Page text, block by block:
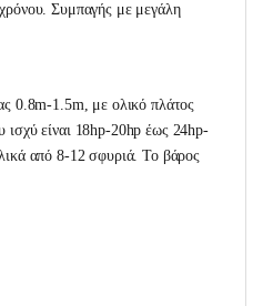
Συμπαγής με μεγάλη
0.8m-1.5m, με ολικό πλάτος
είναι 18hp-20hp έως 24hp-
από 8-12 σφυριά. Το βάρος